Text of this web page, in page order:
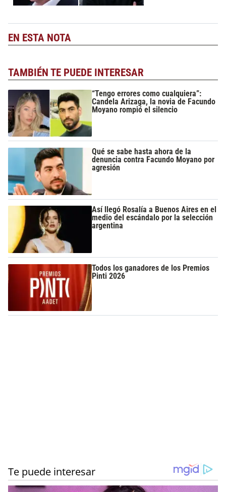
EN ESTA NOTA
TAMBIÉN TE PUEDE INTERESAR
“Tengo errores como cualquiera”:
Candela Arizaga, la novia de Facundo
Moyano rompió el silencio
Qué se sabe hasta ahora de la
denuncia contra Facundo Moyano por
agresión
Así llegó Rosalía a Buenos Aires en el
medio del escándalo por la selección
argentina
Todos los ganadores de los Premios
Pinti 2026